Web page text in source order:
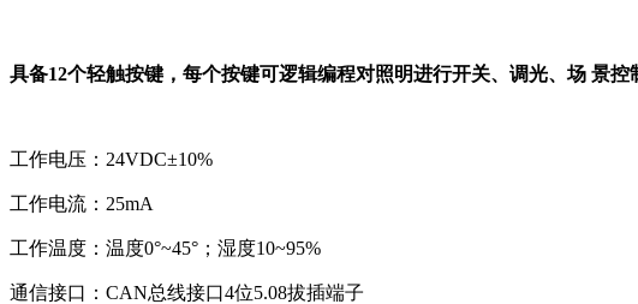
具备12个轻触按键，每个按键可逻辑编程对照明进行开关、调光、场 景控
工作电压：24VDC±10%
工作电流：25mA
工作温度：温度0°~45°；湿度10~95%
通信接口：CAN总线接口4位5.08拔插端子